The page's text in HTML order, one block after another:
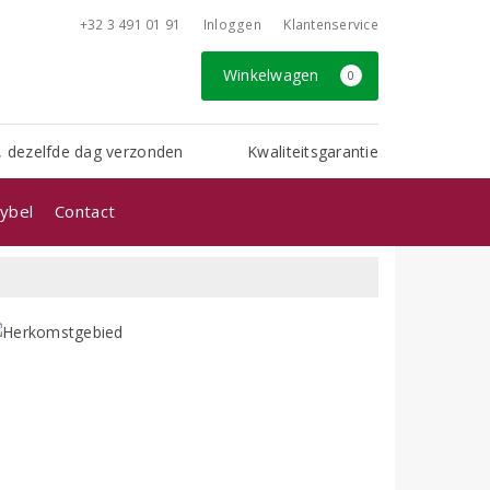
+32 3 491 01 91 Inloggen Klantenservice
Winkelwagen 0
dezelfde dag verzonden Kwaliteitsgarantie
Contact